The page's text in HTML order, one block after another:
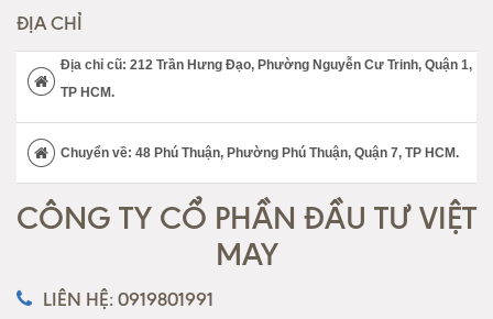
ĐỊA CHỈ
Địa chỉ cũ: 212 Trần Hưng Đạo, Phường Nguyễn Cư Trinh, Quận 1,
TP HCM.
Chuyển về: 48 Phú Thuận, Phường Phú Thuận, Quận 7, TP HCM.
CÔNG TY CỔ PHẦN ĐẦU TƯ VIỆT
MAY
LIÊN HỆ: 0919801991